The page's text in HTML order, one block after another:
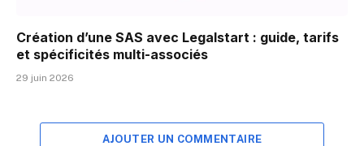
Création d’une SAS avec Legalstart : guide, tarifs
et spécificités multi-associés
29 juin 2026
AJOUTER UN COMMENTAIRE